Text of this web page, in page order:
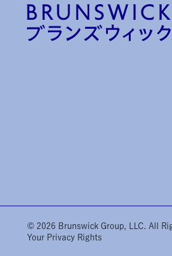
© 2026 Brunswick Group, LLC. All
Your Privacy Rights